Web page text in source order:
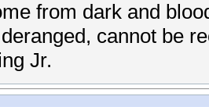
from dark and
cannot be
Jr.